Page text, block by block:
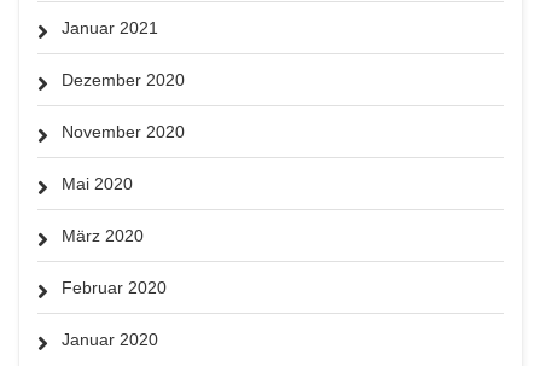
Januar 2021
Dezember 2020
November 2020
Mai 2020
März 2020
Februar 2020
Januar 2020